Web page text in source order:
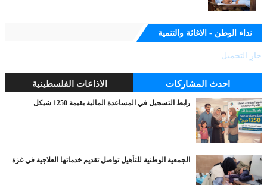
نداء الوطن - الاغاثة والتنمية
جارٍ التحميل...
احدث المشاركات الاذاعات الفلسطينية
رابط التسجيل في المساعدة المالية بقيمة 1250 شيكل
الجمعية الوطنية للتأهيل تواصل تقديم خدماتها العلاجية في غزة